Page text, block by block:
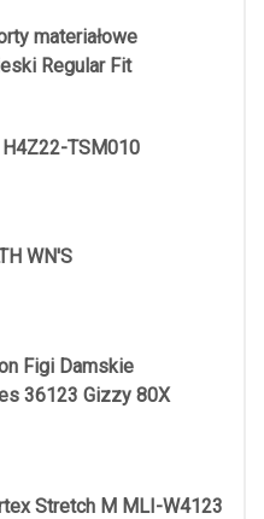
materiałowe
Regular Fit
TSM010
WN'S
Figi Damskie
36123 Gizzy 80X
Stretch M MLI-W4123